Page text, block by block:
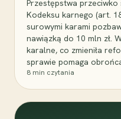
Przestępstwa przeciwko
Kodeksu karnego (art.
surowymi karami
nawiązką do 10 mln zł.
karalne, co zmieniła
sprawie pomaga
8 min czytania